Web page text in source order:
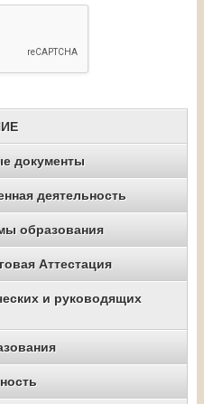
документы
деятельность
образования
Аттестация
и руководящих